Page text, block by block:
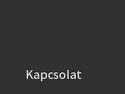
Kapcsolat